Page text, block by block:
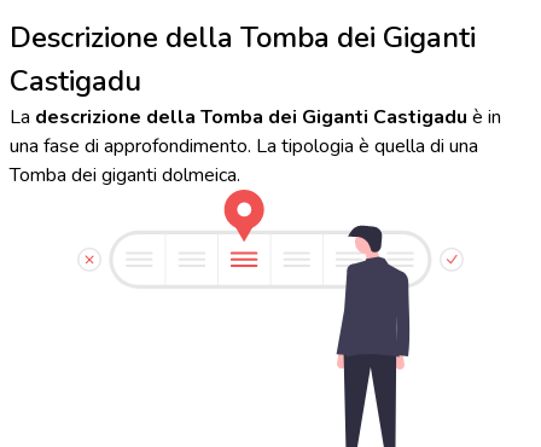
Descrizione della Tomba dei Giganti
Castigadu
La descrizione della Tomba dei Giganti Castigadu è in
una fase di approfondimento. La tipologia è quella di una
Tomba dei giganti dolmeica.